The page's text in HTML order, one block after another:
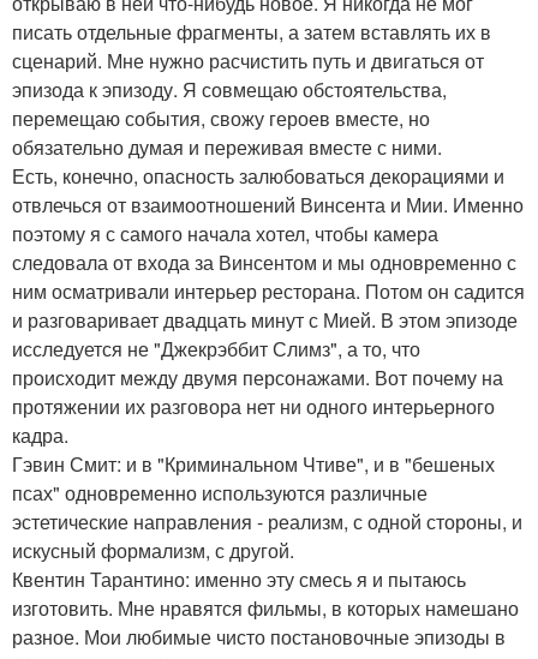
писать отдельные фрагменты, а затем вставлять их в
сценарий. Мне нужно расчистить путь и двигаться от
эпизода к эпизоду. Я совмещаю обстоятельства,
перемещаю события, свожу героев вместе, но
обязательно думая и переживая вместе с ними.
Есть, конечно, опасность залюбоваться декорациями и
отвлечься от взаимоотношений Винсента и Мии. Именно
поэтому я с самого начала хотел, чтобы камера
следовала от входа за Винсентом и мы одновременно с
ним осматривали интерьер ресторана. Потом он садится
и разговаривает двадцать минут с Мией. В этом эпизоде
исследуется не "Джекрэббит Слимз", а то, что
происходит между двумя персонажами. Вот почему на
протяжении их разговора нет ни одного интерьерного
кадра.
Гэвин Смит: и в "Криминальном Чтиве", и в "бешеных
псах" одновременно используются различные
эстетические направления - реализм, с одной стороны, и
искусный формализм, с другой.
Квентин Тарантино: именно эту смесь я и пытаюсь
изготовить. Мне нравятся фильмы, в которых намешано
разное. Мои любимые чисто постановочные эпизоды в